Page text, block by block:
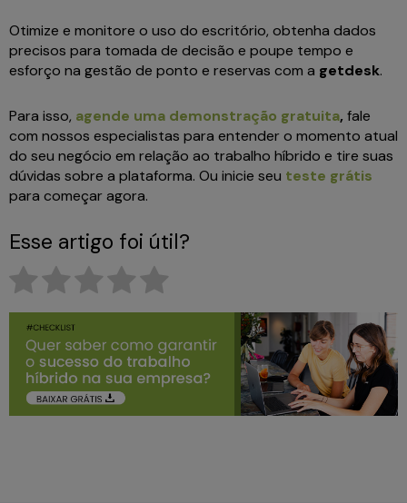
Otimize e monitore o uso do escritório, obtenha dados
precisos para tomada de decisão e poupe tempo e
esforço na gestão de ponto e reservas com a getdesk.
Para isso, agende uma demonstração gratuita, fale
com nossos especialistas para entender o momento atual
do seu negócio em relação ao trabalho híbrido e tire suas
dúvidas sobre a plataforma. Ou inicie seu teste grátis
para começar agora.
Esse artigo foi útil?